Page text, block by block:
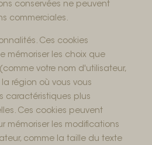
conservées ne peuvent
commerciales.
Ces cookies
mémoriser les choix que
votre nom d'utilisateur,
région où vous vous
caractéristiques plus
Ces cookies peuvent
mémoriser les modifications
comme la taille du texte